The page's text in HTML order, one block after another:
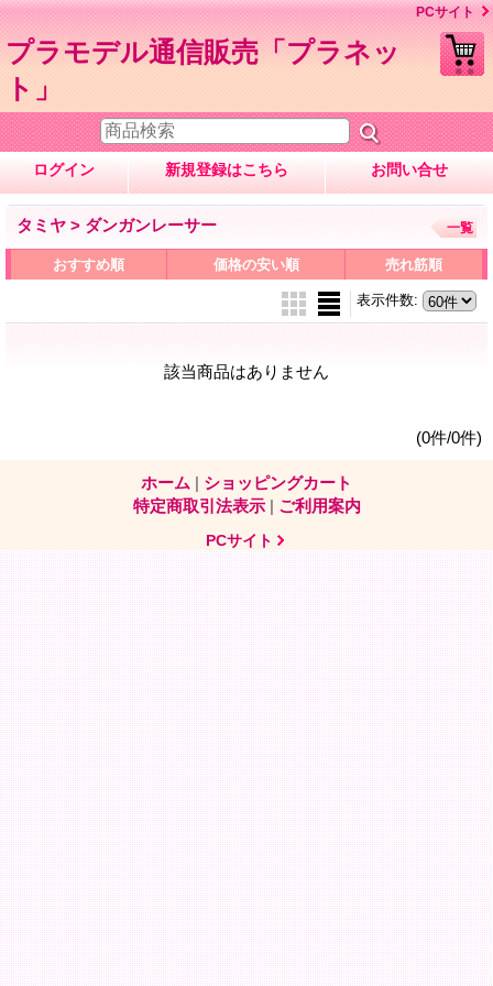
PCサイト
プラモデル通信販売「プラネッ
ト」
ログイン 新規登録はこちら お問い合せ
タミヤ > ダンガンレーサー 一覧
おすすめ順 価格の安い順 売れ筋順
表示件数:
該当商品はありません
(0件/0件)
ホーム | ショッピングカート
特定商取引法表示 | ご利用案内
PCサイト